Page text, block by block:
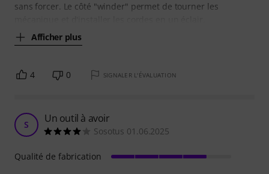
sans forcer. Le côté "winder" permet de tourner les
Afficher plus
4 0 SIGNALER L'ÉVALUATION
S Un outil à avoir
Sosotus 01.06.2025
Qualité de fabrication